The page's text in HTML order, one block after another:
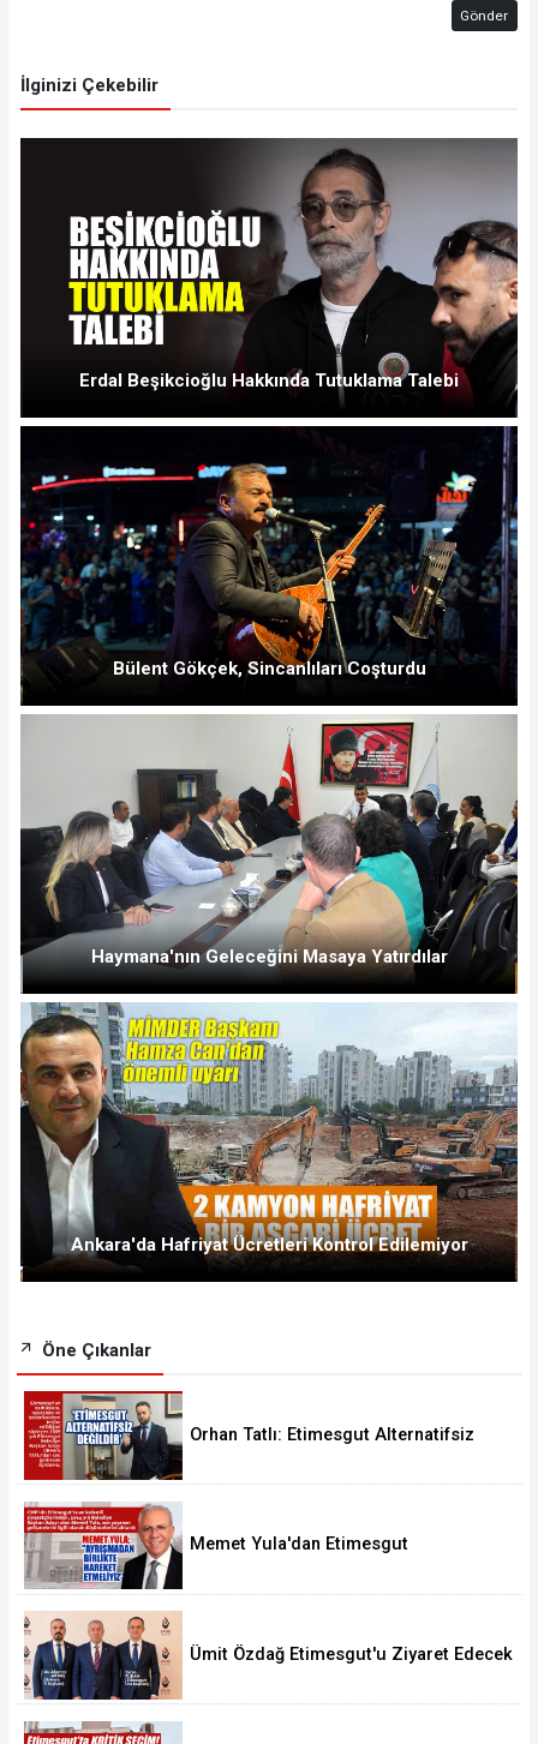
Gönder
İlginizi Çekebilir
Erdal Beşikcioğlu Hakkında Tutuklama Talebi
Bülent Gökçek, Sincanlıları Coşturdu
Haymana'nın Geleceğini Masaya Yatırdılar
Ankara'da Hafriyat Ücretleri Kontrol Edilemiyor
Öne Çıkanlar
Orhan Tatlı: Etimesgut Alternatifsiz
Memet Yula'dan Etimesgut
Ümit Özdağ Etimesgut'u Ziyaret Edecek